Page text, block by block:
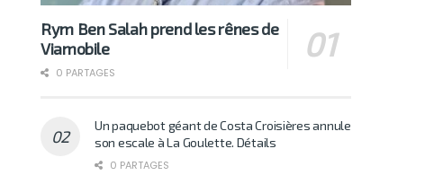
Rym Ben Salah prend les rênes de
Viamobile
0 PARTAGES
Un paquebot géant de Costa Croisières annule
son escale à La Goulette. Détails
0 PARTAGES